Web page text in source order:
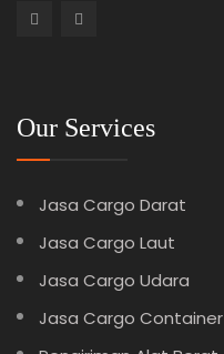
Our Services
Jasa Cargo Darat
Jasa Cargo Laut
Jasa Cargo Udara
Jasa Cargo Container